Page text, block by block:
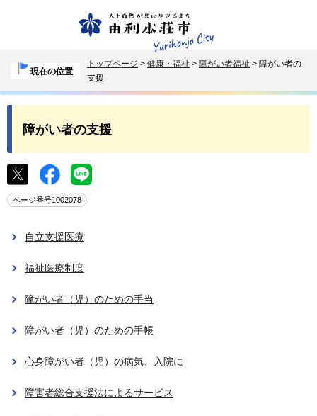
現在の位置
トップページ > 健康・福祉 > 障がい者福祉 > 障がい者の
支援
障がい者の支援
ページ番号1002078
自立支援医療
福祉医療制度
障がい者（児）のための手当
障がい者（児）のための手帳
心身障がい者（児）の病気、入院に
障害者総合支援法によるサービス